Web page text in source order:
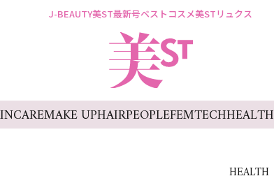
J-BEAUTY美ST最新号ベストコスメ美STリュクス
MAKE UPHAIRPEOPLEFEMTECHHEALTH
HEALTH